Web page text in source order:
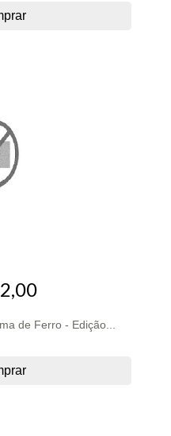
de Ferro - Edição...